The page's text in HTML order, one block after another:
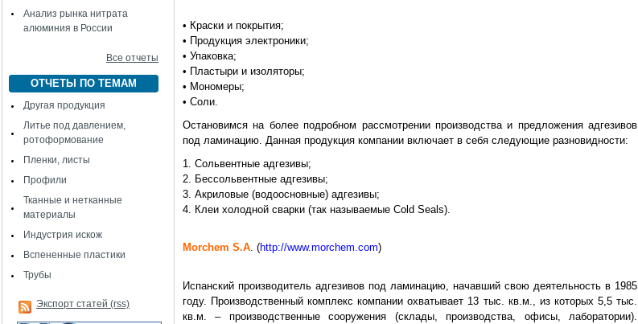
Анализ рынка нитрата
алюминия в России
Все отчеты
ОТЧЕТЫ ПО ТЕМАМ
Другая продукция
Литье под давлением,
ротоформование
Пленки, листы
Профили
Тканные и нетканные
материалы
Индустрия искож
Вспененные пластики
Трубы
Экспорт статей (rss)
• Краски и покрытия;
• Продукция электроники;
• Упаковка;
• Пластыри и изоляторы;
• Мономеры;
• Соли.
Остановимся на более подробном рассмотрении производства и предложения адгезивов
под ламинацию. Данная продукция компании включает в себя следующие разновидности:
1. Сольвентные адгезивы;
2. Бессольвентные адгезивы;
3. Акриловые (водоосновные) адгезивы;
4. Клеи холодной сварки (так называемые Cold Seals).
Morchem S.A. (http://www.morchem.com)
Испанский производитель адгезивов под ламинацию, начавший свою деятельность в 1985
году. Производственный комплекс компании охватывает 13 тыс. кв.м., из которых 5,5 тыс.
кв.м. – производственные сооружения (склады, производства, офисы, лаборатории).